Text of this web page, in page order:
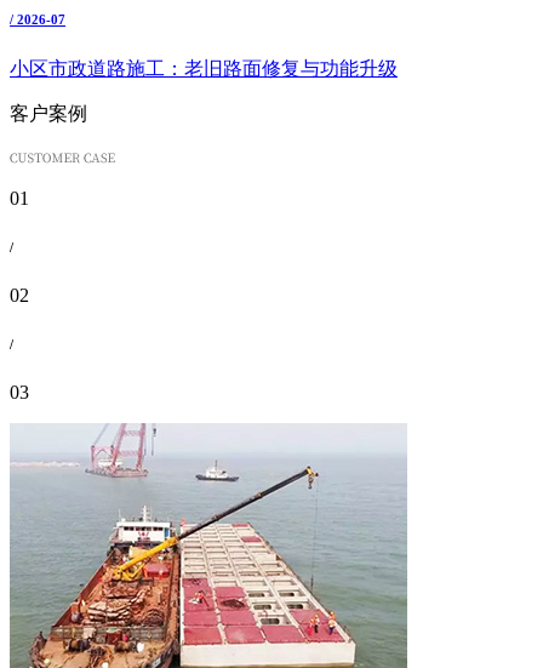
/ 2026-07
小区市政道路施工：老旧路面修复与功能升级
客户案例
01
/
02
/
03